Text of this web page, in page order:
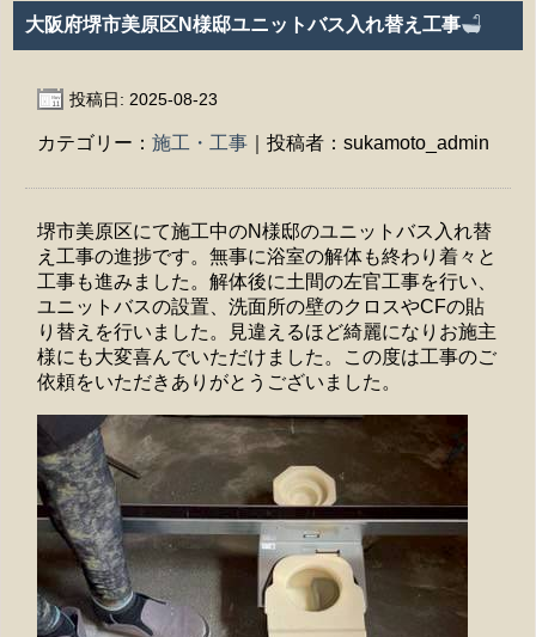
大阪府堺市美原区N様邸ユニットバス入れ替え工事
投稿日: 2025-08-23
カテゴリー： 施工・工事 ｜投稿者：sukamoto_admin
堺市美原区にて施工中のN様邸のユニットバス入れ替
え工事の進捗です。無事に浴室の解体も終わり着々と
工事も進みました。解体後に土間の左官工事を行い、
ユニットバスの設置、洗面所の壁のクロスやCFの貼
り替えを行いました。見違えるほど綺麗になりお施主
様にも大変喜んでいただけました。この度は工事のご
依頼をいただきありがとうございました。